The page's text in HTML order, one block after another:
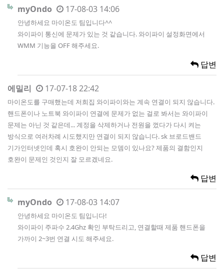
myOndo 17-08-03 14:06
안녕하세요 마이온도 팀입니다^^
와이파이 통신에 문제가 있는 것 같습니다. 와이파이 설정화면에서
WMM 기능을 OFF 해주세요.
답변
에밀리 17-07-18 22:42
마이온도를 구매했는데 저희집 와이파이와는 계속 연결이 되지 않습니다.
핸드폰이나 노트북 와이파이 연결에 문제가 없는 걸로 봐서는 와이파이
문제는 아닌 것 같은데... 계정을 삭제하거나 전원을 껐다가 다시 켜는
방식으로 여러차례 시도했지만 연결이 되지 않습니다. sk 브로드밴드
기가인터넷인데 혹시 호완이 안되는 모뎀이 있나요? 제품의 결함인지
호완이 문제인 것인지 잘 모르겠네요.
답변
myOndo 17-08-03 14:07
안녕하세요 마이온도 팀입니다!
와이파이 주파수 2.4Ghz 확인 부탁드리고, 연결할때 제품 핸드폰을
가까이 2~3번 연결 시도 해주세요.
답변